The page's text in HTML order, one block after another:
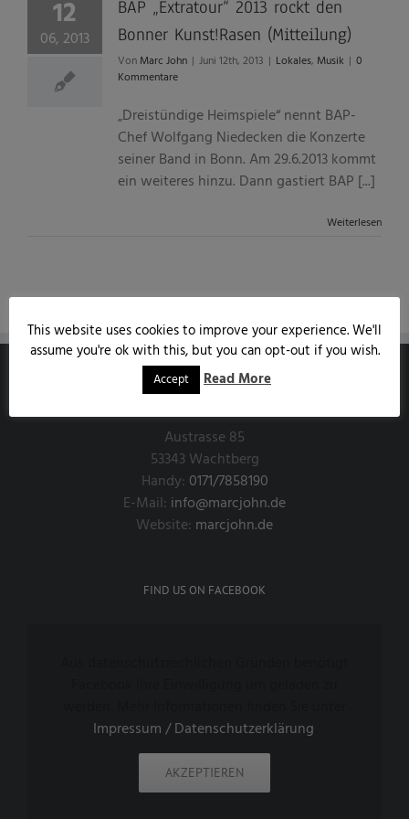
12
06, 2013
BAP „Extratour“ 2013 rockt den
Bonner Kunst!Rasen (Mitteilung)
Von Marc John | Juni 12th, 2013 | Lokales, Musik | 0
Kommentare
„Dreistündige Heimspiele“ nennt BAP-
Chef Wolfgang Niedecken die Konzerte
seiner Band in Bonn. Am 29.6.2013 kommt
ein weiteres hinzu. Dann gastiert BAP [...]
Weiterlesen
MARCJOHN.DE
Austrasse 85
53343 Wachtberg
Handy: 0171/7858190
E-Mail: info@marcjohn.de
Website: marcjohn.de
FIND US ON FACEBOOK
Impressum / Datenschutzerklärung
AKZEPTIEREN
This website uses cookies to improve your experience. We'll
assume you're ok with this, but you can opt-out if you wish.
Accept Read More